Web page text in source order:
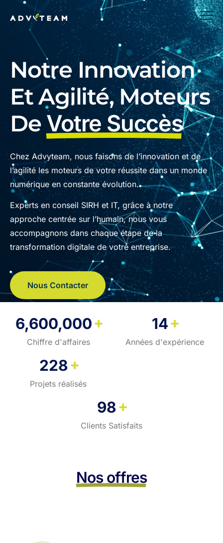
Notre Innovation
Et Agilité, Moteurs
De Votre Succès
Chez Advyteam, nous faisons de l’innovation et de
l’agilité les moteurs de votre réussite dans un monde
numérique en constante évolution.
Experts en conseil SIRH et IT, grâce à notre
approche centrée sur l’humain, nous vous
accompagnons dans chaque étape de la
transformation digitale de votre entreprise.
Nous Contacter
6,600,000+
Chiffre d'affaires
14+
Années d'expérience
228+
Projets réalisés
98+
Clients Satisfaits
Nos offres